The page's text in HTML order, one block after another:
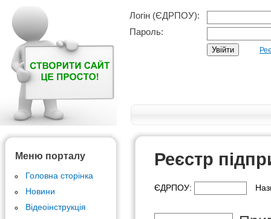
Логін (ЄДРПОУ):
Пароль:
Меню порталу
Головна сторінка
Новини
Відеоінструкція
Реєстр
ЄДРПОУ: